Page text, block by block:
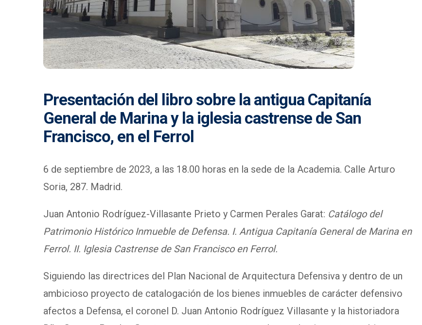
Presentación del libro sobre la antigua Capitanía
General de Marina y la iglesia castrense de San
Francisco, en el Ferrol
6 de septiembre de 2023, a las 18.00 horas en la sede de la Academia. Calle Arturo
Soria, 287. Madrid.
Juan Antonio Rodríguez-Villasante Prieto y Carmen Perales Garat: Catálogo del
Patrimonio Histórico Inmueble de Defensa. I. Antigua Capitanía General de Marina en
Ferrol. II. Iglesia Castrense de San Francisco en Ferrol.
Siguiendo las directrices del Plan Nacional de Arquitectura Defensiva y dentro de un
ambicioso proyecto de catalogación de los bienes inmuebles de carácter defensivo
afectos a Defensa, el coronel D. Juan Antonio Rodríguez Villasante y la historiadora